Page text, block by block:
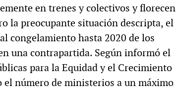
en trenes y colectivos y florecen
la preocupante situación descripta, el
congelamiento hasta 2020 de los
una contrapartida. Según informó el
para la Equidad y el Crecimiento
el número de ministerios a un máximo